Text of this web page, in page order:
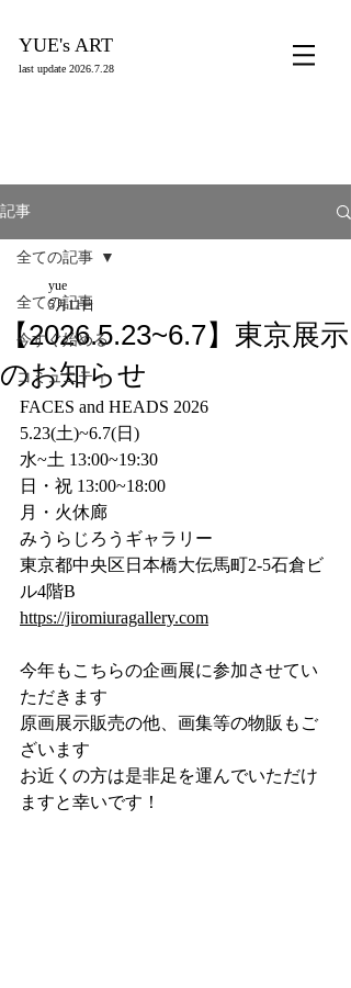
YUE's ART
last update 2026.7.28
記事
全ての記事
今すぐ始める
コミュニティ
全ての記事
【2026.5.23~6.7】東京展示
のお知らせ
yue
5月11日
FACES and HEADS 2026
5.23(土)~6.7(日)
水~土 13:00~19:30
日・祝 13:00~18:00
月・火休廊
みうらじろうギャラリー
東京都中央区日本橋大伝馬町2-5石倉ビ
ル4階B
https://jiromiuragallery.com
今年もこちらの企画展に参加させてい
ただきます
原画展示販売の他、画集等の物販もご
ざいます
お近くの方は是非足を運んでいただけ
ますと幸いです！